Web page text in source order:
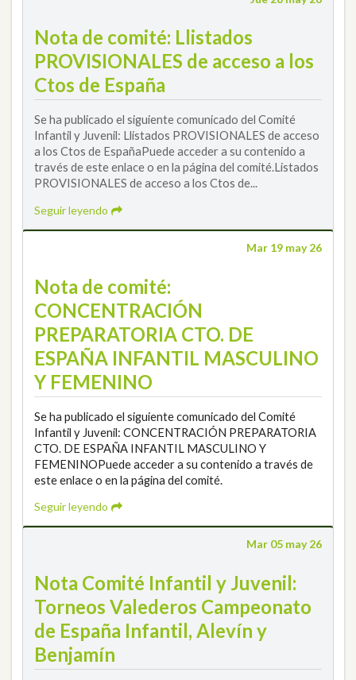
Nota de comité: Llistados
PROVISIONALES de acceso a los
Ctos de España
Se ha publicado el siguiente comunicado del Comité
Infantil y Juvenil: Llistados PROVISIONALES de acceso
a los Ctos de EspañaPuede acceder a su contenido a
través de este enlace o en la página del comité.Listados
PROVISIONALES de acceso a los Ctos de...
Seguir leyendo
Mar 19 may 26
Nota de comité:
CONCENTRACIÓN
PREPARATORIA CTO. DE
ESPAÑA INFANTIL MASCULINO
Y FEMENINO
Se ha publicado el siguiente comunicado del Comité
Infantil y Juvenil: CONCENTRACIÓN PREPARATORIA
CTO. DE ESPAÑA INFANTIL MASCULINO Y
FEMENINOPuede acceder a su contenido a través de
este enlace o en la página del comité.
Seguir leyendo
Mar 05 may 26
Nota Comité Infantil y Juvenil:
Torneos Valederos Campeonato
de España Infantil, Alevín y
Benjamín